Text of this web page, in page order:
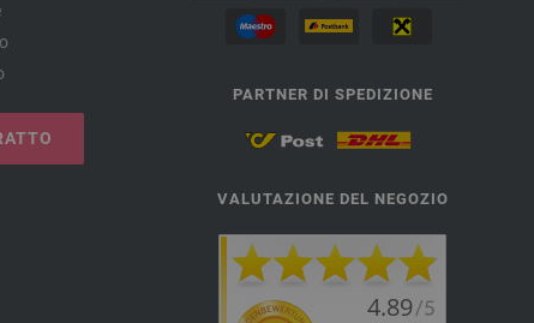
PARTNER DI SPEDIZIONE
VALUTAZIONE DEL NEGOZIO